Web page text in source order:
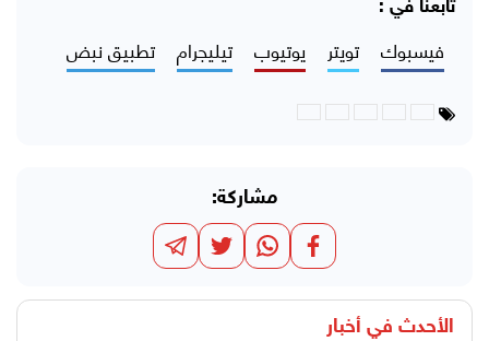
تابعنا في :
فيسبوك تويتر يوتيوب تيليجرام تطبيق نبض
مشاركة:
الأحدث في أخبار